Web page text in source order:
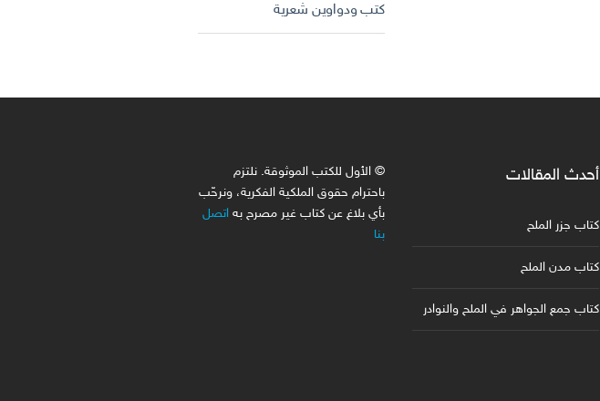
كتب ودواوين شعرية
أحدث المقالات
كتاب جزر الملح
كتاب مدن الملح
كتاب جمع الجواهر في الملح والنوادر
© الأول للكتب الموثوقة. نلتزم
باحترام حقوق الملكية الفكرية، ونرحّب
بأي بلاغ عن كتاب غير مصرح به اتصل
بنا